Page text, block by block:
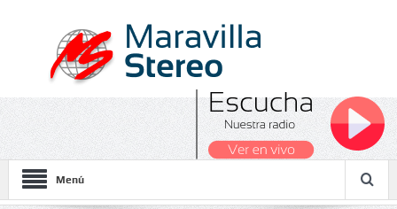
Menú